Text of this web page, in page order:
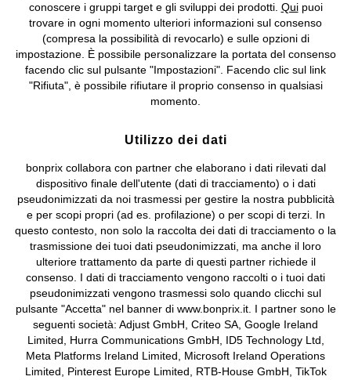
Informazioni legali Diritto di recesso
©2026 bonprix. Tutti i diritti riservati.
bonprix S.r.l. con socio unico, sede legale: via Adua 33 - 13855
Valdengo (BI) C.F. 01510910027 - P.I. 01939830020, Reg. Imprese di
Biella n. 01510910027, R.E.A. BI - 171345, N. Reg. Pile:
IT09060P00000858, N. Reg. AEE: IT08020000002105 Capitale
e coordinamento di bonprix Beteiligungs -Verwaltungsgesellschaft
conoscere i gruppi target e gli sviluppi dei prodotti. Quipuoi
trovare in ogni momento ulteriori informazioni sul consenso
(compresa la possibilità di revocarlo) e sulle opzioni di
impostazione. È possibile personalizzare la portata del consenso
facendo clic sul pulsante "Impostazioni". Facendo clic sul link
"Rifiuta", è possibile rifiutare il proprio consenso in qualsiasi
momento.
Utilizzo dei dati
bonprix collabora con partner che elaborano i dati rilevati dal
dispositivo finale dell'utente (dati di tracciamento) o i dati
pseudonimizzati da noi trasmessi per gestire la nostra pubblicità
e per scopi propri (ad es. profilazione) o per scopi di terzi. In
questo contesto, non solo la raccolta dei dati di tracciamento o la
trasmissione dei tuoi dati pseudonimizzati, ma anche il loro
ulteriore trattamento da parte di questi partner richiede il
consenso. I dati di tracciamento vengono raccolti o i tuoi dati
pseudonimizzati vengono trasmessi solo quando clicchi sul
pulsante "Accetta" nel banner di www.bonprix.it. I partner sono le
seguenti società: Adjust GmbH, Criteo SA, Google Ireland
Limited, Hurra Communications GmbH, ID5 Technology Ltd,
Meta Platforms Ireland Limited, Microsoft Ireland Operations
Limited, Pinterest Europe Limited, RTB-House GmbH, TikTok